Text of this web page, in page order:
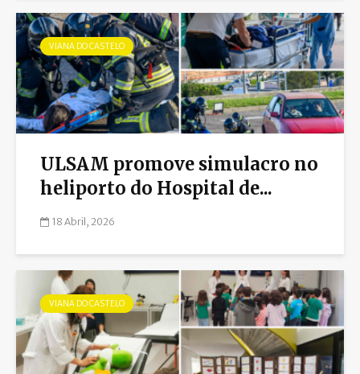
VIANA DO CASTELO
ULSAM promove simulacro no
heliporto do Hospital de...
18 Abril, 2026
VIANA DO CASTELO